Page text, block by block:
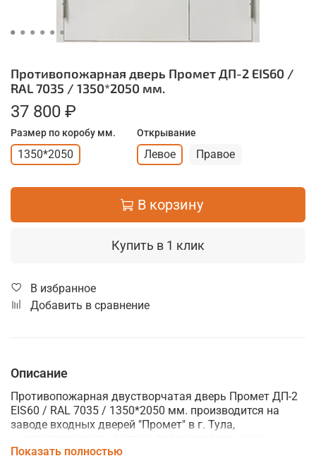
Противопожарная дверь Промет ДП-2 EIS60 /
RAL 7035 / 1350*2050 мм.
37 800 ₽
Размер по коробу мм.
1350*2050
Открывание
Левое Правое
В корзину
Купить в 1 клик
В избранное
Добавить в сравнение
Описание
Противопожарная двустворчатая дверь Промет ДП-2
EIS60 / RAL 7035 / 1350*2050 мм. производится на
заводе входных дверей "Промет" в г. Тула,
дверей и имеет необходимые сертификаты.
Показать полностью